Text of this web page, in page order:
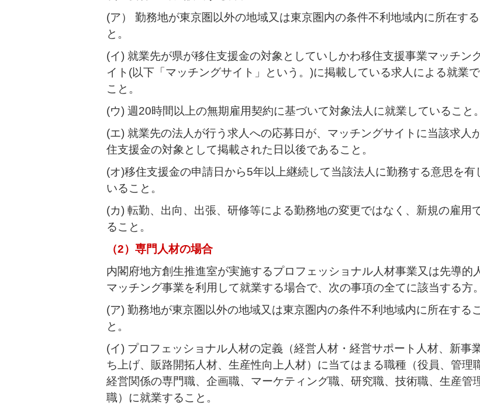
(ア） 勤務地が東京圏以外の地域又は東京圏内の条件不利地域内に所在する
と。
(イ) 就業先が県が移住支援金の対象としていしかわ移住支援事業マッチン
イト(以下「マッチングサイト」という。)に掲載している求人による就業
こと。
(ウ) 週20時間以上の無期雇用契約に基づいて対象法人に就業していること。
(エ) 就業先の法人が行う求人への応募日が、マッチングサイトに当該求人
住支援金の対象として掲載された日以後であること。
(オ)移住支援金の申請日から5年以上継続して当該法人に勤務する意思を有
いること。
(カ) 転勤、出向、出張、研修等による勤務地の変更ではなく、新規の雇用
ること。
（2）専門人材の場合
内閣府地方創生推進室が実施するプロフェッショナル人材事業又は先導的
マッチング事業を利用して就業する場合で、次の事項の全てに該当する方。
(ア) 勤務地が東京圏以外の地域又は東京圏内の条件不利地域内に所在するこ
と。
(イ) プロフェッショナル人材の定義（経営人材・経営サポート人材、新事
ち上げ、販路開拓人材、生産性向上人材）に当てはまる職種（役員、管理
経営関係の専門職、企画職、マーケティング職、研究職、技術職、生産管
職）に就業すること。